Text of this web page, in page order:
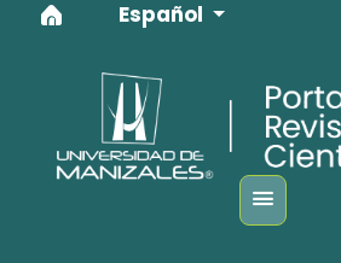
Ir al menú de navegación principal
Ir al contenido principal
Ir al pie de página del sitio
Idioma
Español